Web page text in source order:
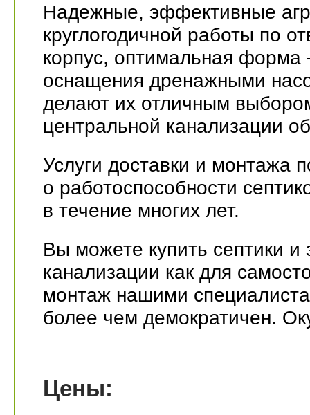
Надежные, эффективные
круглогодичной работы по
корпус, оптимальная
оснащения дренажными
делают их отличным
центральной канализации
Услуги доставки и монтажа
о работоспособности
в течение многих лет.
Вы можете купить септики
канализации как для
монтаж нашими
более чем демократичен.
Цены: